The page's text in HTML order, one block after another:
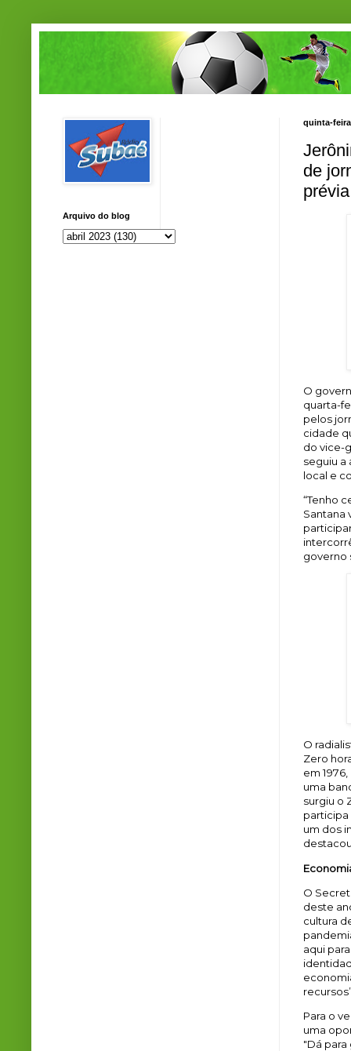
quinta-
de
O
quarta-
pelos
cidade
do vice-
seguiu a
local e
“Tenho
Santana
governo
O
Zero
em
uma
surgiu o
participa
um dos
O
deste
cultura
aqui
Para o
uma
"Dá para
Arquivo do blog